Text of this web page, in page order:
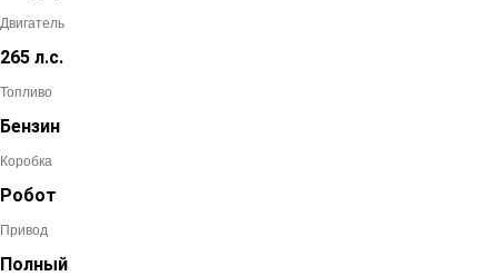
Двигатель
265 л.с.
Топливо
Бензин
Коробка
Робот
Привод
Полный